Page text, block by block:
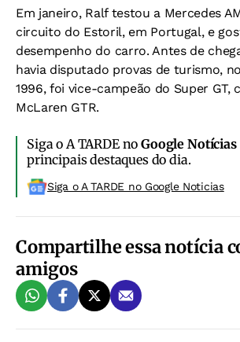
Em janeiro, Ralf testou a Mercedes
circuito do Estoril, em Portugal, e
desempenho do carro. Antes de
havia disputado provas de turismo,
1996, foi vice-campeão do Super GT,
McLaren GTR.
Siga o A TARDE noGoogle Notícias
principais destaques do dia.
Siga o A TARDE no Google Noticias
Compartilhe essa notícia
amigos